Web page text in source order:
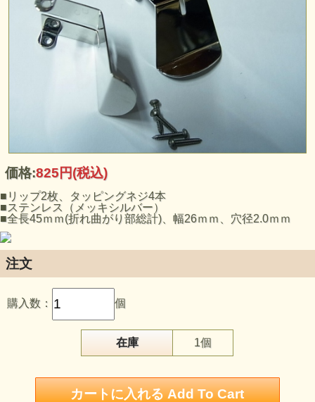
価格:825円(税込)
■リップ2枚、タッピングネジ4本
■ステンレス（メッキシルバー）
■全長45ｍｍ(折れ曲がり部総計)、幅26ｍｍ、穴径2.0ｍｍ
注文
購入数： 個
在庫 1個